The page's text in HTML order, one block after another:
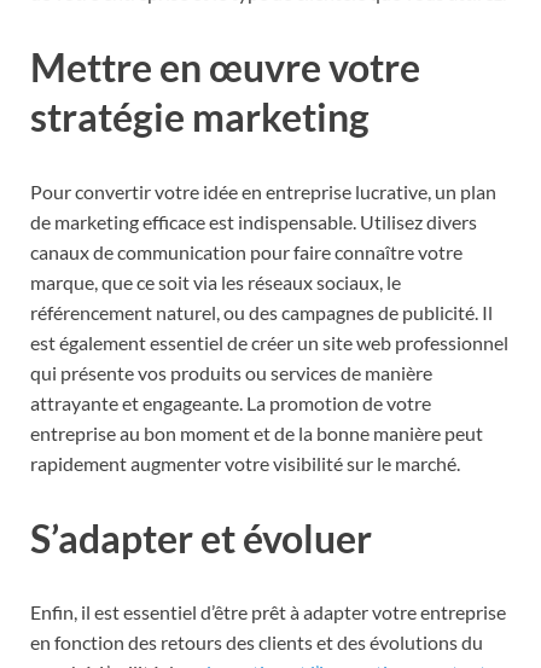
Mettre en œuvre votre
stratégie marketing
Pour convertir votre idée en entreprise lucrative, un plan
de marketing efficace est indispensable. Utilisez divers
canaux de communication pour faire connaître votre
marque, que ce soit via les réseaux sociaux, le
référencement naturel, ou des campagnes de publicité. Il
est également essentiel de créer un site web professionnel
qui présente vos produits ou services de manière
attrayante et engageante. La promotion de votre
entreprise au bon moment et de la bonne manière peut
rapidement augmenter votre visibilité sur le marché.
S’adapter et évoluer
Enfin, il est essentiel d’être prêt à adapter votre entreprise
en fonction des retours des clients et des évolutions du